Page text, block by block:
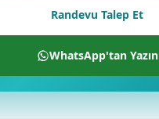
Randevu Talep Et
WhatsApp'tan Yazın